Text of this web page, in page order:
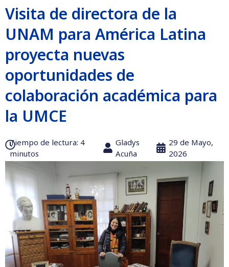
Visita de directora de la
UNAM para América Latina
proyecta nuevas
oportunidades de
colaboración académica para
la UMCE
Tiempo de lectura:‎ 4
minutos
Gladys
Acuña
29 de Mayo,
2026